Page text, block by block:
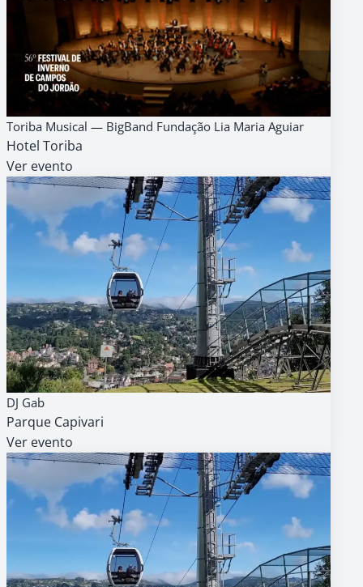
09
18h
AGENDA
GRATUITO
Toriba Musical — BigBand Fundação Lia Maria Aguiar
Hotel Toriba
Ver evento
09
14h
AGENDA
GRATUITO
DJ Gab
Parque Capivari
Ver evento